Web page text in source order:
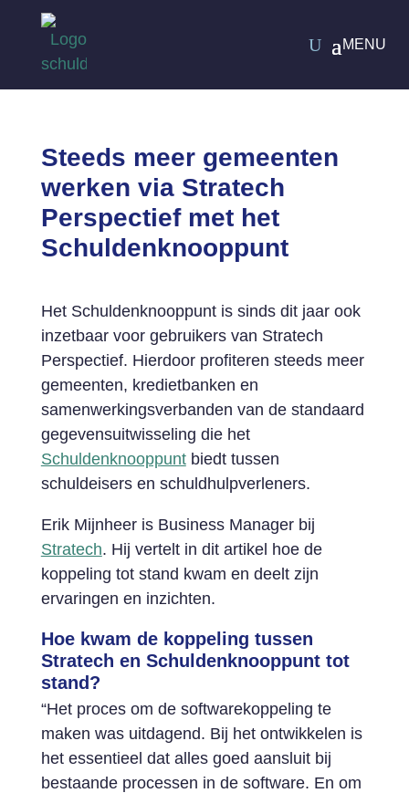
Steeds meer gemeenten
werken via Stratech
Perspectief met het
Schuldenknooppunt
Het Schuldenknooppunt is sinds dit jaar ook
inzetbaar voor gebruikers van Stratech
Perspectief. Hierdoor profiteren steeds meer
gemeenten, kredietbanken en
samenwerkingsverbanden van de standaard
gegevensuitwisseling die het
Schuldenknooppuntbiedt tussen
schuldeisers en schuldhulpverleners.
Erik Mijnheer is Business Manager bij
Stratech. Hij vertelt in dit artikel hoe de
koppeling tot stand kwam en deelt zijn
ervaringen en inzichten.
Hoe kwam de koppeling tussen
Stratech en Schuldenknooppunt tot
stand?
“Het proces om de softwarekoppeling te
maken was uitdagend. Bij het ontwikkelen is
het essentieel dat alles goed aansluit bij
bestaande processen in de software. En om